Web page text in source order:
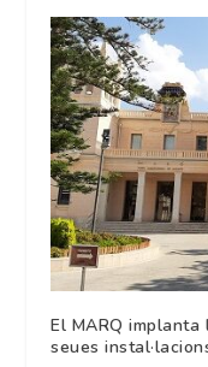
El MARQ implanta
seues